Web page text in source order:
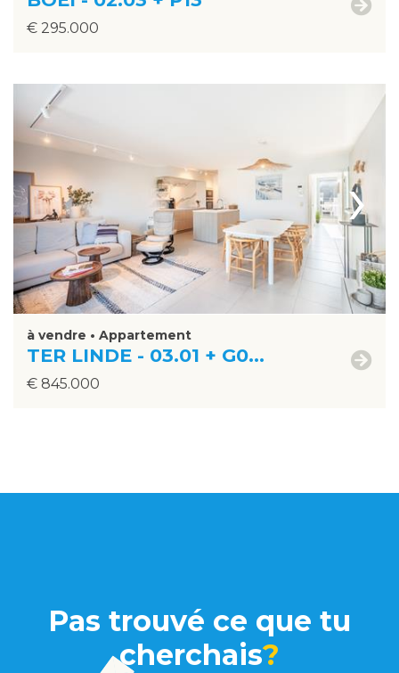
€ 295.000
›
à vendre • Appartement
TER LINDE - 03.01 + G0...
€ 845.000
Pas trouvé ce que tu
cherchais?